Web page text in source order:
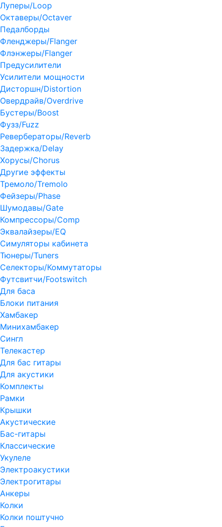
Луперы/Loop
Октаверы/Octaver
Педалборды
Фленджеры/Flanger
Флэнжеры/Flanger
Предусилители
Усилители мощности
Дисторшн/Distortion
Овердрайв/Overdrive
Бустеры/Boost
Фузз/Fuzz
Ревербераторы/Reverb
Задержка/Delay
Хорусы/Chorus
Другие эффекты
Тремоло/Tremolo
Фейзеры/Phase
Шумодавы/Gate
Компрессоры/Comp
Эквалайзеры/EQ
Симуляторы кабинета
Тюнеры/Tuners
Селекторы/Коммутаторы
Футсвитчи/Footswitch
Для баса
Блоки питания
Хамбакер
Минихамбакер
Сингл
Телекастер
Для бас гитары
Для акустики
Комплекты
Рамки
Крышки
Акустические
Бас-гитары
Классические
Укулеле
Электроакустики
Электрогитары
Анкеры
Колки
Колки поштучно